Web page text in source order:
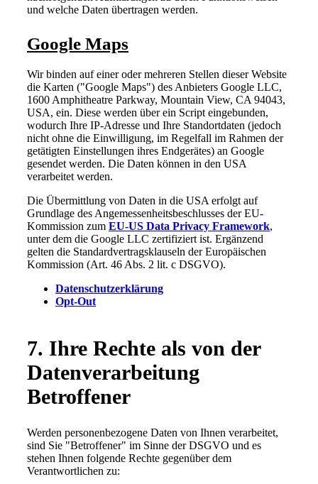
und welche Daten übertragen werden.
Google Maps
Wir binden auf einer oder mehreren Stellen dieser Website
die Karten ("Google Maps") des Anbieters Google LLC,
1600 Amphitheatre Parkway, Mountain View, CA 94043,
USA, ein. Diese werden über ein Script eingebunden,
wodurch Ihre IP-Adresse und Ihre Standortdaten (jedoch
nicht ohne die Einwilligung, im Regelfall im Rahmen der
getätigten Einstellungen ihres Endgerätes) an Google
gesendet werden. Die Daten können in den USA
verarbeitet werden.
Die Übermittlung von Daten in die USA erfolgt auf
Grundlage des Angemessenheitsbeschlusses der EU-
Kommission zum EU-US Data Privacy Framework,
unter dem die Google LLC zertifiziert ist. Ergänzend
gelten die Standardvertragsklauseln der Europäischen
Kommission (Art. 46 Abs. 2 lit. c DSGVO).
Datenschutzerklärung
Opt-Out
7. Ihre Rechte als von der
Datenverarbeitung
Betroffener
Werden personenbezogene Daten von Ihnen verarbeitet,
sind Sie "Betroffener" im Sinne der DSGVO und es
stehen Ihnen folgende Rechte gegenüber dem
Verantwortlichen zu: